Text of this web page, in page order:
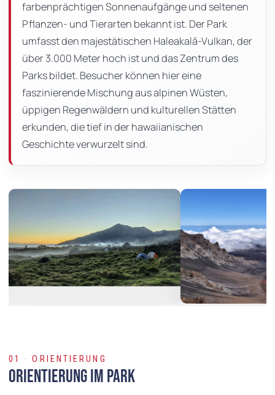
farbenprächtigen Sonnenaufgänge und seltenen
Pflanzen- und Tierarten bekannt ist. Der Park
umfasst den majestätischen Haleakalā-Vulkan, der
über 3.000 Meter hoch ist und das Zentrum des
Parks bildet. Besucher können hier eine
faszinierende Mischung aus alpinen Wüsten,
üppigen Regenwäldern und kulturellen Stätten
erkunden, die tief in der hawaiianischen
Geschichte verwurzelt sind.
01 · ORIENTIERUNG
Orientierung im Park